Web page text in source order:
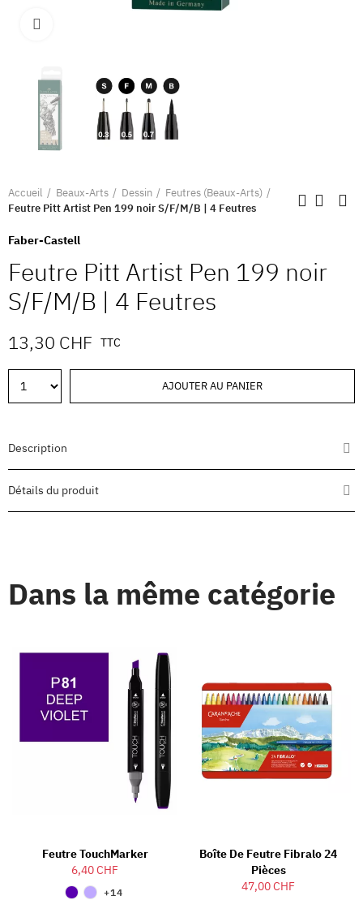
Accueil Beaux-Arts Dessin
Feutres (Beaux-Arts)
Feutre Pitt Artist Pen 199 noir S/F/M/B | 4 Feutres
Faber-Castell
Feutre Pitt Artist Pen 199 noir
S/F/M/B | 4 Feutres
13,30 CHF TTC
AJOUTER AU PANIER
Description
Détails du produit
Dans la même catégorie
Feutre TouchMarker
6,40 CHF
+14
Boîte De Feutre Fibralo 24
Pièces
47,00 CHF